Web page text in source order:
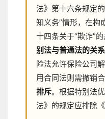
法》第十六条规定
知义务”情形，在构
十四条关于“欺诈”
别法与普通法的关系
险法允许保险公司
用合同法则需撤销
排斥。根据特别法
法》的规定应排除